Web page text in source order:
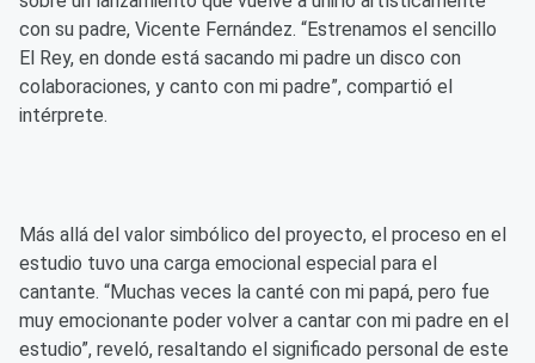
con su padre, Vicente Fernández. “Estrenamos el sencillo
El Rey, en donde está sacando mi padre un disco con
colaboraciones, y canto con mi padre”, compartió el
intérprete.
Más allá del valor simbólico del proyecto, el proceso en el
estudio tuvo una carga emocional especial para el
cantante. “Muchas veces la canté con mi papá, pero fue
muy emocionante poder volver a cantar con mi padre en el
estudio”, reveló, resaltando el significado personal de este